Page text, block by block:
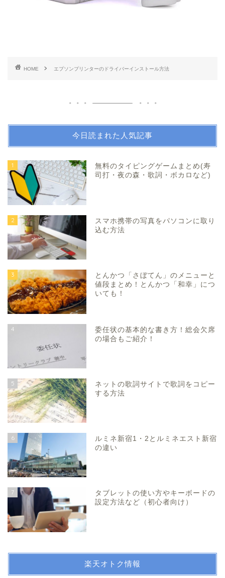
HOME エプソンプリンターのドライバーインストール方法
今日読まれた人気記事
1
無料のタイピングゲームまとめ(寿
司打・夜の森・歌詞・ボカロなど)
2
スマホ携帯の写真をパソコンに取り
込む方法
3
とんかつ「さぼてん」のメニューと
値段まとめ！とんかつ「和幸」につ
いても！
4
委任状の基本的な書き方！総会欠席
の場合もご紹介！
5
ネットの歌詞サイトで歌詞をコピー
する方法
6
ルミネ新宿1・2とルミネエスト新宿
の違い
7
タブレットの使い方やキーボードの
設定方法など（初心者向け）
楽天オトク情報